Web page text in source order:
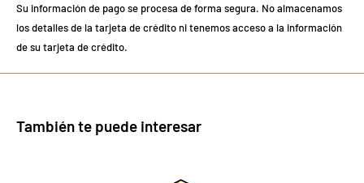
Su información de pago se procesa de forma segura. No almacenamos
los detalles de la tarjeta de crédito ni tenemos acceso a la información
de su tarjeta de crédito.
También te puede interesar